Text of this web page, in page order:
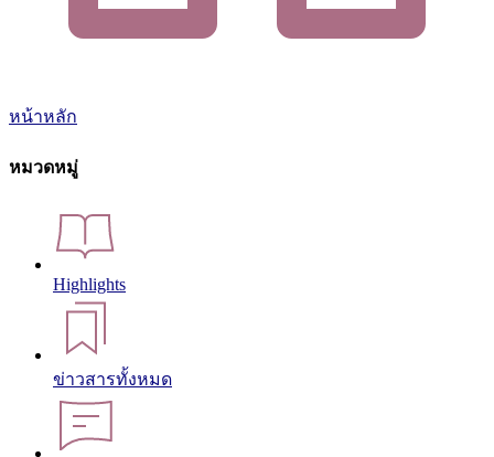
หน้าหลัก
หมวดหมู่
Highlights
ข่าวสารทั้งหมด